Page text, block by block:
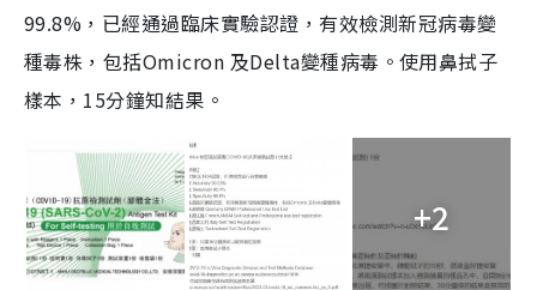
99.8%，已經通過臨床實驗認證，有效檢測新冠病毒變
種毒株，包括Omicron 及Delta變種病毒。使用鼻拭子
樣本，15分鐘知結果。
+2